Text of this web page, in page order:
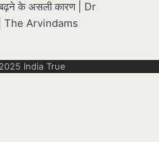
के असली कारण | Dr
The Arvindams
India True